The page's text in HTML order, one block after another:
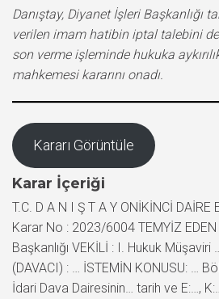
Danıştay, Diyanet İşleri Başkanlığı
verilen imam hatibin iptal talebini
son verme işleminde hukuka
mahkemesi kararını onadı.
Kararı Görüntüle
Karar İçeriği
T.C. D A N I Ş T A Y ONİKİNCİ
Karar No : 2023/6004 TEMYİZ
Başkanlığı VEKİLİ : I. Hukuk Müşaviri
(DAVACI) : … İSTEMİN KONUSU: …
İdari Dava Dairesinin… tarih ve E:…, K:…